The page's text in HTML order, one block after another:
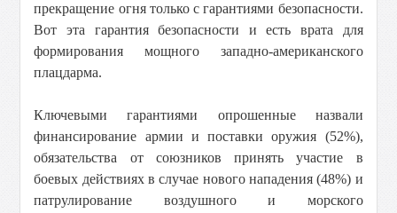
прекращение огня только с гарантиями безопасности.
Вот эта гарантия безопасности и есть врата для
формирования мощного западно-американского
плацдарма.
Ключевыми гарантиями опрошенные назвали
финансирование армии и поставки оружия (52%),
обязательства от союзников принять участие в
боевых действиях в случае нового нападения (48%) и
патрулирование воздушного и морского